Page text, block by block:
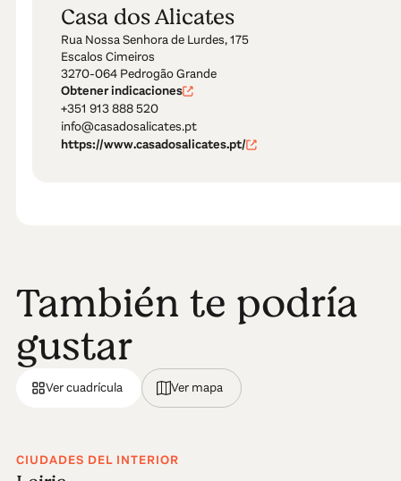
Casa dos Alicates
Rua Nossa Senhora de Lurdes, 175
Escalos Cimeiros
3270-064 Pedrogão Grande
Obtener indicaciones
+351 913 888 520
info@casadosalicates.pt
https://www.casadosalicates.pt/
También te podría
gustar
Ver cuadrícula Ver mapa
CIUDADES DEL INTERIOR